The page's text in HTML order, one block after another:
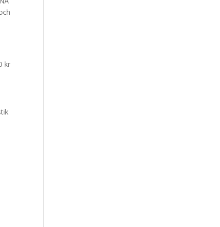
kr